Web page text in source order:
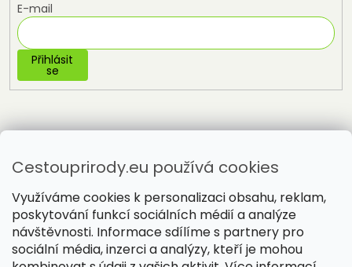
Cestouprirody.eu používá cookies
Využíváme cookies k personalizaci obsahu, reklam,
poskytování funkcí sociálních médií a analýze
návštěvnosti. Informace sdílíme s partnery pro
sociální média, inzerci a analýzy, kteří je mohou
E-mail
Přihlásit
se
Vytvořil Shoptet